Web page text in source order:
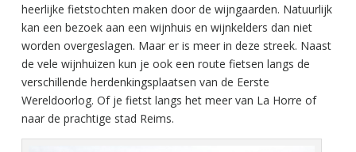
heerlijke fietstochten maken door de wijngaarden. Natuurlijk
kan een bezoek aan een wijnhuis en wijnkelders dan niet
worden overgeslagen. Maar er is meer in deze streek. Naast
de vele wijnhuizen kun je ook een route fietsen langs de
verschillende herdenkingsplaatsen van de Eerste
Wereldoorlog. Of je fietst langs het meer van La Horre of
naar de prachtige stad Reims.